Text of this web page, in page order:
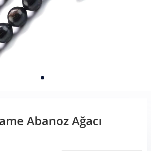
Abanoz Ağacı